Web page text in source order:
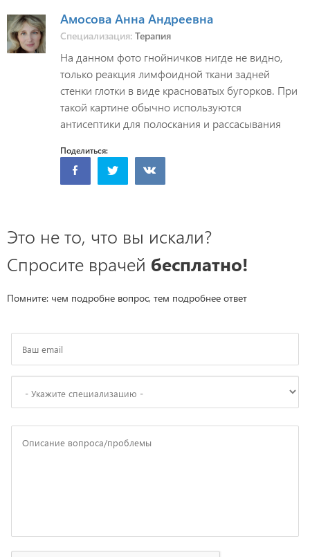
Амосова Анна Андреевна
Специализация: Терапия
На данном фото гнойничков нигде не видно,
только реакция лимфоидной ткани задней
стенки глотки в виде красноватых бугорков. При
такой картине обычно используются
антисептики для полоскания и рассасывания
Поделиться:
Это не то, что вы искали?
Спросите врачей бесплатно!
Помните: чем подробне вопрос, тем подробнее ответ